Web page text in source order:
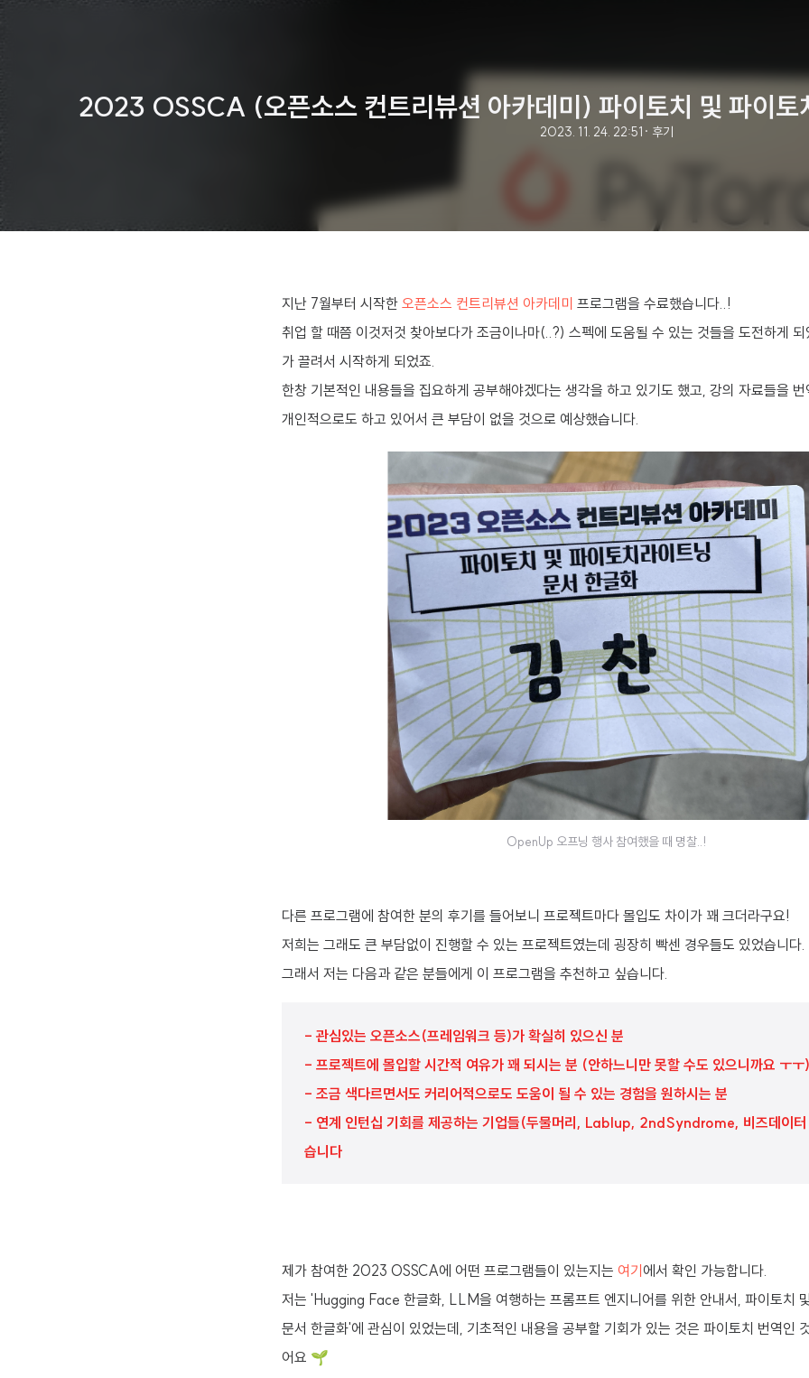
2023 OSSCA (오픈소스 컨트리뷰션 아카데미) 파이토치 및 파이토
2023. 11. 24. 22:51 · 후기
지난 7월부터 시작한 오픈소스 컨트리뷰션 아카데미 프로그램을 수료했습니다..!
취업 할 때쯤 이것저것 찾아보다가 조금이나마(..?) 스펙에 도움될 수 있는 것들을 도전하게 되
가 끌려서 시작하게 되었죠.
한창 기본적인 내용들을 집요하게 공부해야겠다는 생각을 하고 있기도 했고, 강의 자료들을
개인적으로도 하고 있어서 큰 부담이 없을 것으로 예상했습니다.
OpenUp 오프닝 행사 참여했을 때 명찰..!
다른 프로그램에 참여한 분의 후기를 들어보니 프로젝트마다 몰입도 차이가 꽤 크더라구요!
저희는 그래도 큰 부담없이 진행할 수 있는 프로젝트였는데 굉장히 빡센 경우들도 있었습니다.
그래서 저는 다음과 같은 분들에게 이 프로그램을 추천하고 싶습니다.
- 관심있는 오픈소스(프레임워크 등)가 확실히 있으신 분
- 프로젝트에 몰입할 시간적 여유가 꽤 되시는 분 (안하느니만 못할 수도 있으니까요 ㅜㅜ)
- 조금 색다르면서도 커리어적으로도 도움이 될 수 있는 경험을 원하시는 분
- 연계 인턴십 기회를 제공하는 기업들(두물머리, Lablup, 2ndSyndrome, 비즈데이터
습니다
제가 참여한 2023 OSSCA에 어떤 프로그램들이 있는지는 여기 에서 확인 가능합니다.
저는 'Hugging Face 한글화, LLM을 여행하는 프롬프트 엔지니어를 위한 안내서, 파이토치
문서 한글화'에 관심이 있었는데, 기초적인 내용을 공부할 기회가 있는 것은 파이토치 번역인
어요 🌱